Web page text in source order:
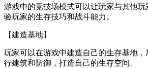
游戏中的竞技场模式可以让玩家与其他
验玩家的生存技巧和战斗能力。
【建造基地】
玩家可以在游戏中建造自己的生存基地
行建筑和防御，打造自己的生存空间。